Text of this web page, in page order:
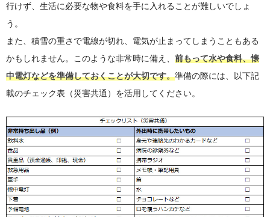
行けず、生活に必要な物や食料を手に入れることが難しいでしょ
う。
また、積雪の重さで電線が切れ、電気が止まってしまうこともある
かもしれません。このような非常時に備え、 前もって水や食料、懐
中電灯などを準備しておくことが大切です。準備の際には、以下記
載のチェック表（災害共通）を活用してください。